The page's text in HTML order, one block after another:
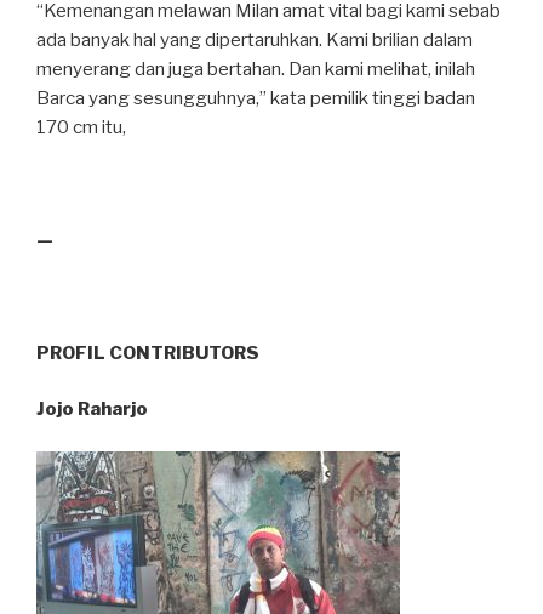
“Kemenangan melawan Milan amat vital bagi kami sebab
ada banyak hal yang dipertaruhkan. Kami brilian dalam
menyerang dan juga bertahan. Dan kami melihat, inilah
Barca yang sesungguhnya,” kata pemilik tinggi badan
170 cm itu,
—
PROFIL CONTRIBUTORS
Jojo Raharjo